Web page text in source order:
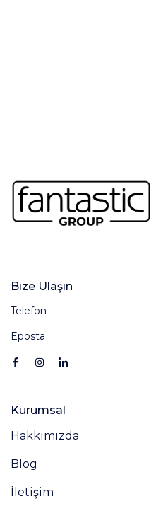
Bize Ulaşın
Telefon
Eposta
Kurumsal
Hakkımızda
Blog
İletişim